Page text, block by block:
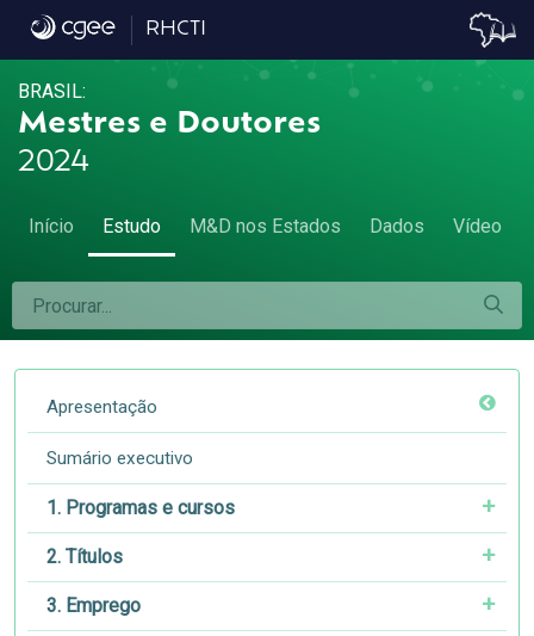
4.6 Matriz de mobilidade - 4.6 Matriz de
RHCTI
BRASIL:
Mestres e Doutores
2024
Início Estudo M&D nos Estados Dados Vídeo
Apresentação
Sumário executivo
1. Programas e cursos
2. Títulos
3. Emprego